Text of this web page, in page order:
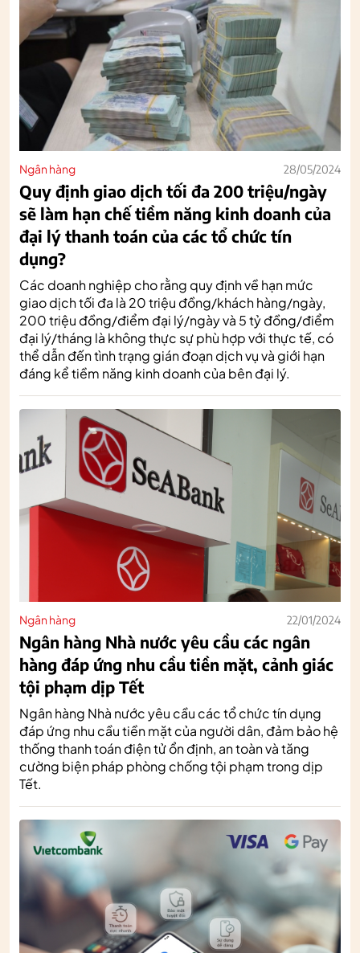
Ngân hàng 28/05/2024
Quy định giao dịch tối đa 200 triệu/ngày
sẽ làm hạn chế tiềm năng kinh doanh của
đại lý thanh toán của các tổ chức tín
dụng?
Các doanh nghiệp cho rằng quy định về hạn mức
giao dịch tối đa là 20 triệu đồng/khách hàng/ngày,
200 triệu đồng/điểm đại lý/ngày và 5 tỷ đồng/điểm
đại lý/tháng là không thực sự phù hợp với thực tế, có
thể dẫn đến tình trạng gián đoạn dịch vụ và giới hạn
đáng kể tiềm năng kinh doanh của bên đại lý.
Ngân hàng 22/01/2024
Ngân hàng Nhà nước yêu cầu các ngân
hàng đáp ứng nhu cầu tiền mặt, cảnh giác
tội phạm dịp Tết
Ngân hàng Nhà nước yêu cầu các tổ chức tín dụng
đáp ứng nhu cầu tiền mặt của người dân, đảm bảo hệ
thống thanh toán điện tử ổn định, an toàn và tăng
cường biện pháp phòng chống tội phạm trong dịp
Tết.